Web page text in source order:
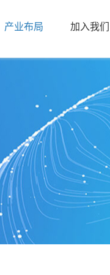
产业布局 加入我们